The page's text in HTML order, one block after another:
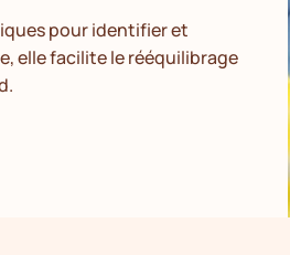
pour identifier et
elle facilite le rééquilibrage